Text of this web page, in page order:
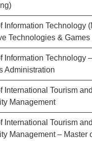
Information Technology
Technologies &
Information Technology
Administration
International Tourism and
Management
International Tourism and
Management – Master